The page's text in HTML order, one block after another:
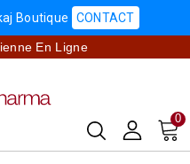
Boutique CONTACT
En Ligne
0